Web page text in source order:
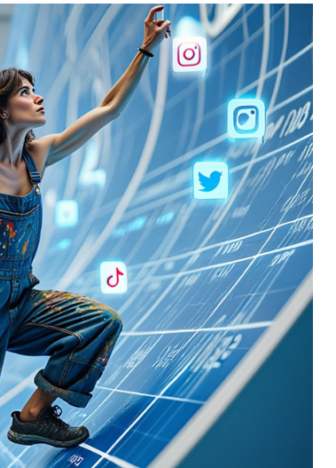
Você gosta de arte?
o perfil que você mais se identifica e receba notícias em
mão.
por arte
INSCREVA-SE